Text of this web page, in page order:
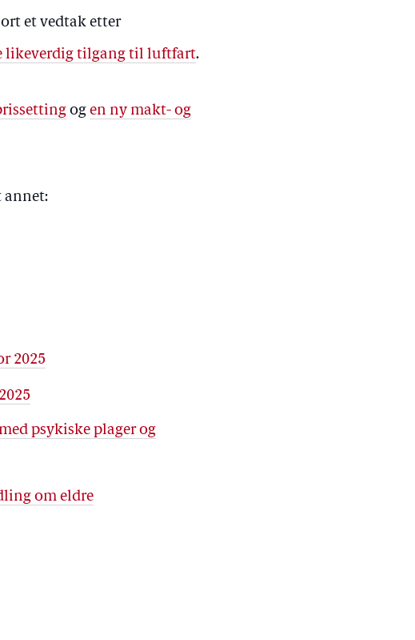
et vedtak etter
likeverdig tilgang til luftfart.
ogen ny makt- og
annet:
2025
psykiske plager og
om eldre